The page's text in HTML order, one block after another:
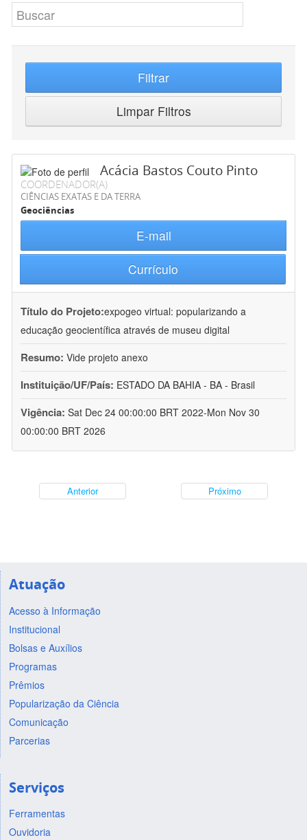
Filtrar
Limpar Filtros
Acácia Bastos Couto Pinto
COORDENADOR(A)
CIÊNCIAS EXATAS E DA TERRA
Geociências
E-mail
Currículo
Título do Projeto:expogeo virtual: popularizando a
educação geocientífica através de museu digital
Resumo: Vide projeto anexo
Instituição/UF/País: ESTADO DA BAHIA - BA - Brasil
Vigência: Sat Dec 24 00:00:00 BRT 2022-Mon Nov 30
00:00:00 BRT 2026
Anterior Próximo
Atuação
Acesso à Informação
Institucional
Bolsas e Auxílios
Programas
Prêmios
Popularização da Ciência
Comunicação
Parcerias
Serviços
Ferramentas
Ouvidoria